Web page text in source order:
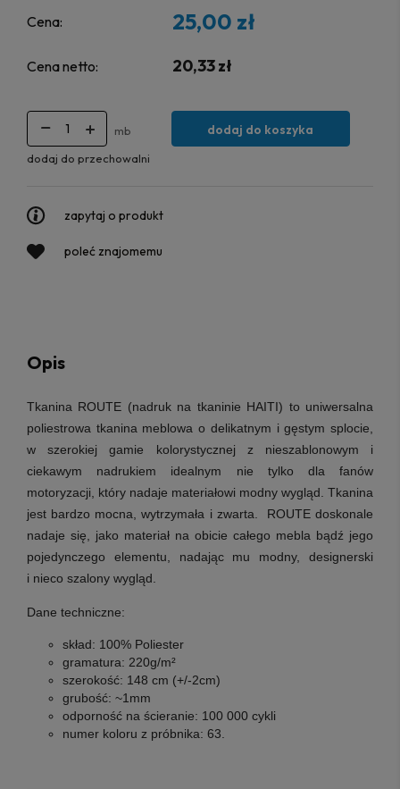
Cena: 25,00 zł
Cena netto: 20,33 zł
mb dodaj do koszyka
dodaj do przechowalni
zapytaj o produkt
poleć znajomemu
Opis
Tkanina ROUTE (nadruk na tkaninie HAITI) to uniwersalna
poliestrowa tkanina meblowa o delikatnym i gęstym splocie,
w szerokiej gamie kolorystycznej z nieszablonowym i
ciekawym nadrukiem idealnym nie tylko dla fanów
motoryzacji, który nadaje materiałowi modny wygląd. Tkanina
jest bardzo mocna, wytrzymała i zwarta. ROUTE doskonale
nadaje się, jako materiał na obicie całego mebla bądź jego
pojedynczego elementu, nadając mu modny, designerski
i nieco szalony wygląd.
Dane techniczne:
skład: 100% Poliester
gramatura: 220g/m²
szerokość: 148 cm (+/-2cm)
grubość: ~1mm
odporność na ścieranie: 100 000 cykli
numer koloru z próbnika: 63.